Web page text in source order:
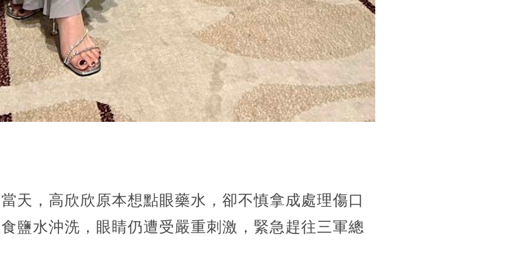
天，高欣欣原本想點眼藥水，卻不慎拿成處理傷口
鹽水沖洗，眼睛仍遭受嚴重刺激，緊急趕往三軍總